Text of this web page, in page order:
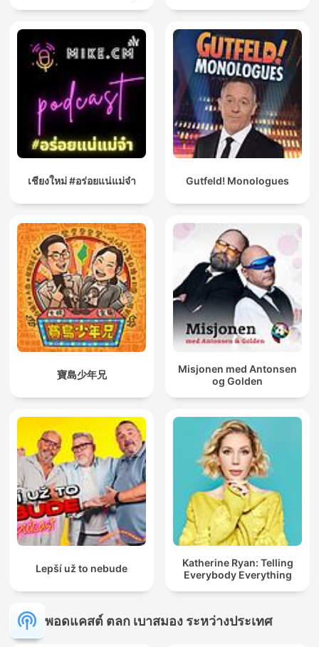
เชียงใหม่ #อร่อยแน่แม่จ๋า Gutfeld! Monologues
寶島少年兄
Misjonen med Antonsen
og Golden
Lepší už to nebude
Katherine Ryan: Telling
Everybody Everything
พอดแคสต์ ตลก เบาสมอง ระหว่างประเทศ